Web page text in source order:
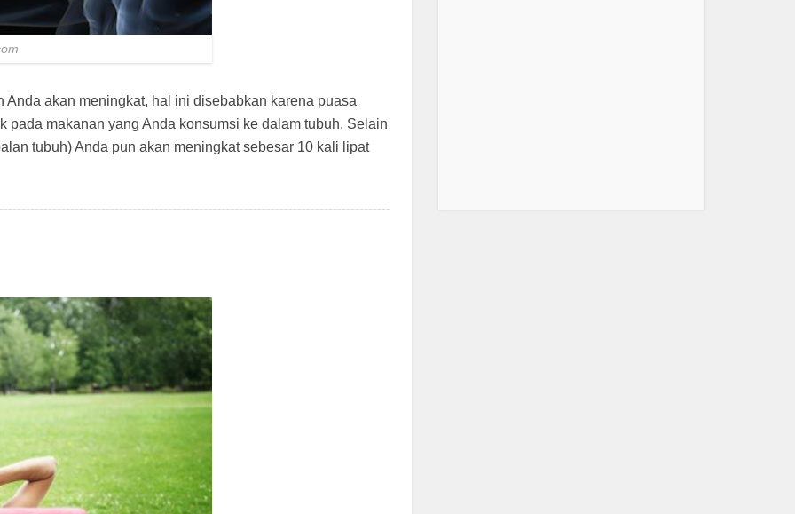
akan meningkat, hal ini disebabkan karena puasa
pada makanan yang Anda konsumsi ke dalam tubuh. Selain
tubuh) Anda pun akan meningkat sebesar 10 kali lipat